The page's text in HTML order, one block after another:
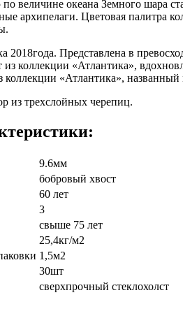
по величине океана Земного шара
архипелаги. Цветовая палитра
2018года. Представлена в
коллекции «Атлантика»,
«Атлантика», названный
из трехслойных черепиц.
9.6мм
бобровый хвост
60 лет
3
свыше 75 лет
25,4кг/м2
1,5м2
30шт
сверхпрочный стеклохолст